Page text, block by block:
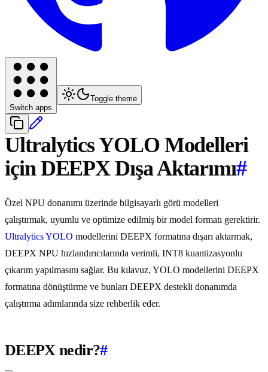
Switch apps
Toggle theme
Ultralytics YOLO Modelleri
için DEEPX Dışa Aktarımı#
Özel NPU donanımı üzerinde bilgisayarlı görü modelleri
çalıştırmak, uyumlu ve optimize edilmiş bir model formatı gerektirir.
Ultralytics YOLO modellerini DEEPX formatına dışarı aktarmak,
DEEPX NPU hızlandırıcılarında verimli, INT8 kuantizasyonlu
çıkarım yapılmasını sağlar. Bu kılavuz, YOLO modellerini DEEPX
formatına dönüştürme ve bunları DEEPX destekli donanımda
çalıştırma adımlarında size rehberlik eder.
DEEPX nedir?#